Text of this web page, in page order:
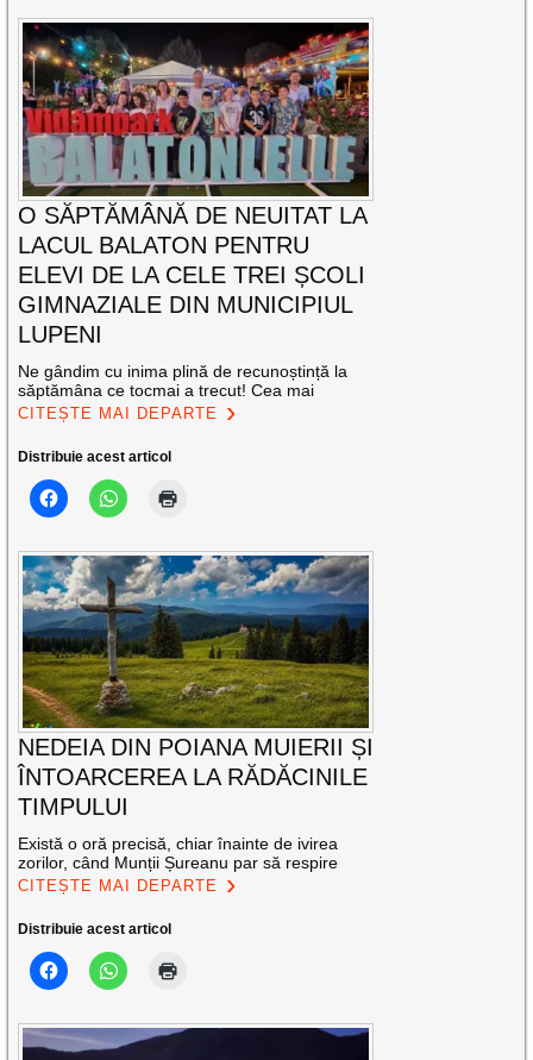
O SĂPTĂMÂNĂ DE NEUITAT LA
LACUL BALATON PENTRU
ELEVI DE LA CELE TREI ȘCOLI
GIMNAZIALE DIN MUNICIPIUL
LUPENI
Ne gândim cu inima plină de recunoștință la
săptămâna ce tocmai a trecut! Cea mai
CITEȘTE MAI DEPARTE
Distribuie acest articol
NEDEIA DIN POIANA MUIERII ȘI
ÎNTOARCEREA LA RĂDĂCINILE
TIMPULUI
Există o oră precisă, chiar înainte de ivirea
zorilor, când Munții Șureanu par să respire
CITEȘTE MAI DEPARTE
Distribuie acest articol